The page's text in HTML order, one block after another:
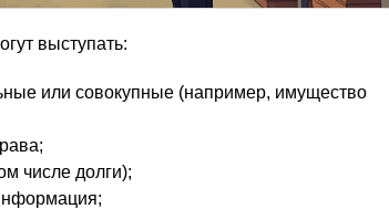
выступать:
или совокупные (например, имущество
числе долги);